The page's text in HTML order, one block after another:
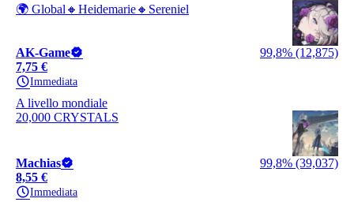
🌍 Global🔸Heidemarie🔸Sereniel
AK-Game
99,8% (12,875)
7,75 €
Immediata
A livello mondiale
20,000 CRYSTALS
Machias
99,8% (39,037)
8,55 €
Immediata